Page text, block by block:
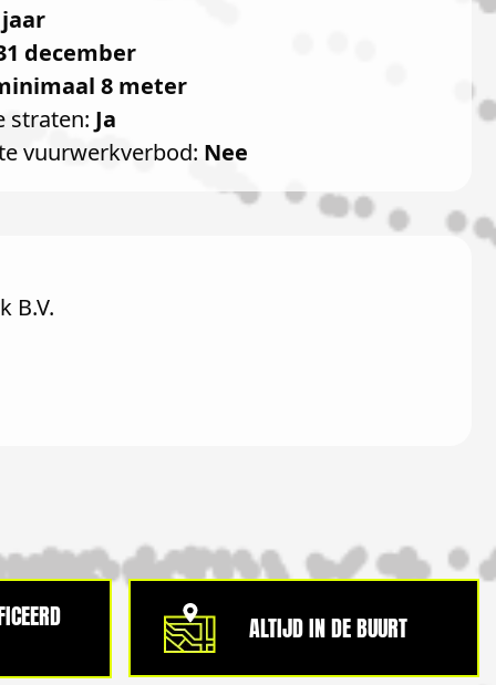
jaar
december
8 meter
straten: Ja
vuurwerkverbod: Nee
B.V.
ALTIJD IN DE BUURT